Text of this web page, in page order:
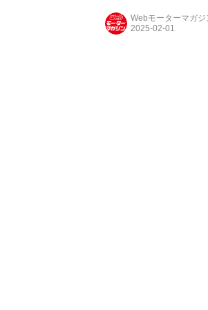
Webモーターマガジ